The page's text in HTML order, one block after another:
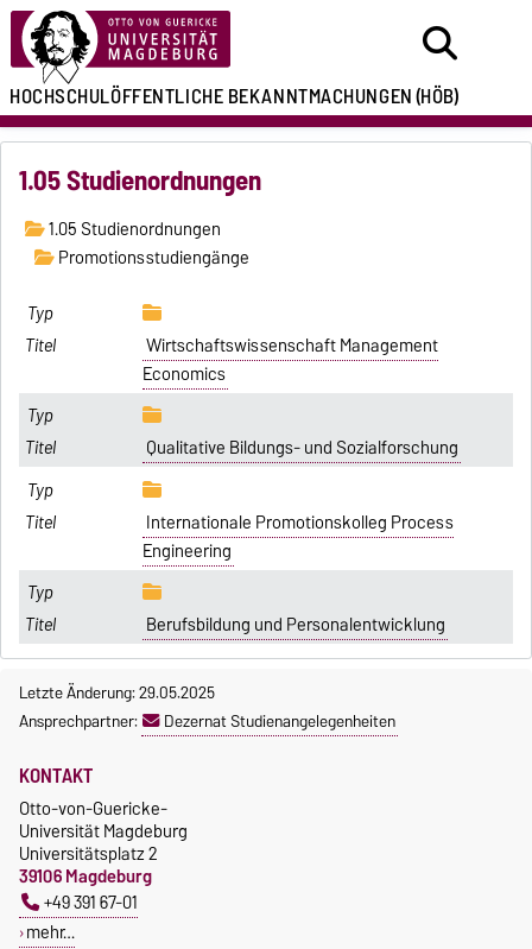
HOCHSCHULÖFFENTLICHEBEKANNTMACHUNGEN(HÖB)
1.05 Studienordnungen
1.05 Studienordnungen
Promotionsstudiengänge
Wirtschaftswissenschaft Management
Economics
Qualitative Bildungs- und Sozialforschung
Internationale Promotionskolleg Process
Engineering
Berufsbildung und Personalentwicklung
Letzte Änderung: 29.05.2025
Ansprechpartner:
Dezernat Studienangelegenheiten
KONTAKT
Otto-von-Guericke-
Universität Magdeburg
Universitätsplatz 2
39106 Magdeburg
+49 391 67-01
mehr…